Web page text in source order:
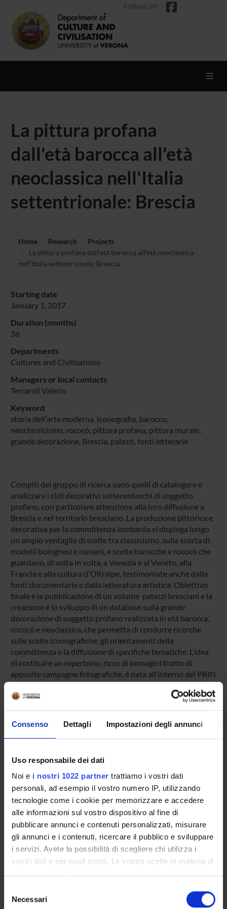
Consenso Dettagli Impostazioni degli annunci
Uso responsabile dei dati
Noi e i nostri 1022 partner trattiamo i vostri dati
personali, ad esempio il vostro numero IP, utilizzando
tecnologie come i cookie per memorizzare e accedere
alle informazioni sul vostro dispositivo al fine di
pubblicare annunci e contenuti personalizzati, misurare
gli annunci e i contenuti, ricercare il pubblico e sviluppare
i servizi. Avete la possibilità di scegliere chi utilizza i
vostri dati e per quali scopi. Le vostre scelte in materia di
modificare o revocare il proprio consenso in qualsiasi
delNecessari
Follow on
La pittura profana
dall'età barocca all'età
neoclassica nell'Italia
settentrionale: Brescia
Home Research
Projects
La pittura profana dall'età barocca all'età neoclassica
nell'Italia settentrionale: Brescia
Starting date
January 1, 2017
Duration (months)
36
Departments
Cultures and Civilizations
Managers or local contacts
Terraroli Valerio
Keyword
storia dell'arte moderna, iconografia, barocco,
neoclassicismo, rococò, pittura profana, pittura murale,
grande decorazione, Brescia, palazzi, fonti letterarie
Compiti del gruppo di ricerca sono quelli di catalogare e
analizzare i cicli decorativi settecenteschi di soggetto
profano, con particolare attenzione alla loro diffusione a
Brescia e nel territorio bresciano. La produzione pittorica e
decorativa per la committenza lombarda si dispiega lungo
un ampio ventaglio di scelte tra classicismo, sulla scorta di
modelli bolognesi e romani, e scelte barocche e rococò che
guardano, di volta in volta, a Venezia e al Veneto, alla
Francia e alla cultura d'Oltralpe, testimoniate anche dalla
fonti documentarie e dalla letteratura artistica. Obiettivo
finale è la pubblicazione di un volume palazzi bresciani e la
creazione e lo sviluppo di un database sulla grande
decorazione di soggetto profano realizzata in età barocca,
rococò e neoclassica, che permetta di condurre ricerche
sulle scelte iconografiche, gli orientamenti della
committenza e la diffusione di specifiche tematiche. L’idea
di costituire un repertorio, ricco di immagini frutto di
apposite campagne fotografiche, è nata all’interno del PRIN
2010-2011 (Coordinatore nazionale prof. Giuseppe
Pavanello, Università di Trieste). La prima fase di lavoro si
veronesi realizzato in collaborazione con l’Università di
Padova.
PROJECT PARTICIPANTS
Valerio Terraroli
Full Professor
RESEARCH AREAS INVOLVED IN THE PROJECT
Storia e Antropologia
Cultural heritage, cultural identities and memories
Storia dell'arte